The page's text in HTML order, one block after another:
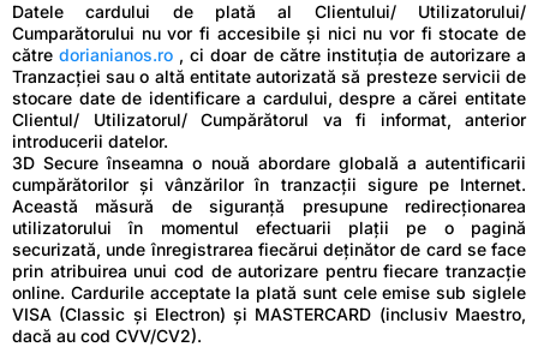
Datele cardului de plată al Clientului/ Utilizatorului/
Cumparătorului nu vor fi accesibile și nici nu vor fi stocate de
cătredorianianos.ro , ci doar de către instituția de autorizare a
Tranzacției sau o altă entitate autorizată să presteze servicii de
stocare date de identificare a cardului, despre a cărei entitate
Clientul/ Utilizatorul/ Cumpărătorul va fi informat, anterior
introducerii datelor.
3D Secure înseamna o nouă abordare globală a autentificarii
cumpărătorilor și vânzărilor în tranzacții sigure pe Internet.
Această măsură de siguranță presupune redirecționarea
utilizatorului în momentul efectuarii plații pe o pagină
securizată, unde înregistrarea fiecărui deținător de card se face
prin atribuirea unui cod de autorizare pentru fiecare tranzacție
online. Cardurile acceptate la plată sunt cele emise sub siglele
VISA (Classic și Electron) și MASTERCARD (inclusiv Maestro,
dacă au cod CVV/CV2).